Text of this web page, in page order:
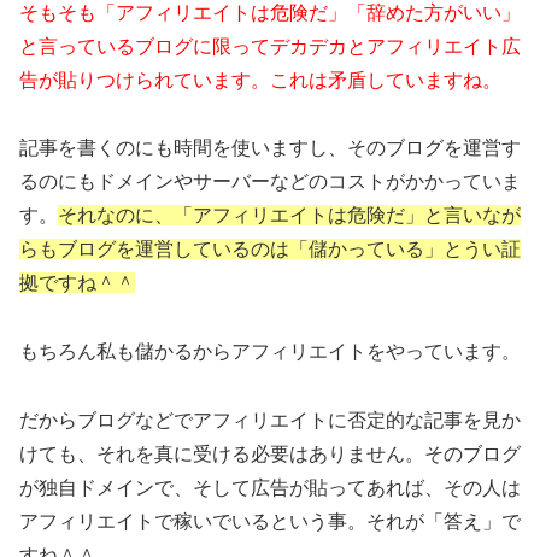
そもそも「アフィリエイトは危険だ」「辞めた方がいい」
と言っているブログに限ってデカデカとアフィリエイト広
告が貼りつけられています。これは矛盾していますね。
記事を書くのにも時間を使いますし、そのブログを運営す
るのにもドメインやサーバーなどのコストがかかっていま
す。 それなのに、「アフィリエイトは危険だ」と言いなが
らもブログを運営しているのは「儲かっている」とうい証
拠ですね＾＾
もちろん私も儲かるからアフィリエイトをやっています。
だからブログなどでアフィリエイトに否定的な記事を見か
けても、それを真に受ける必要はありません。そのブログ
が独自ドメインで、そして広告が貼ってあれば、その人は
アフィリエイトで稼いでいるという事。それが「答え」で